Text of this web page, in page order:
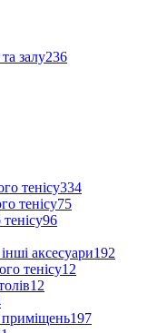
залу236
тенісу334
тенісу75
96
аксесуари192
тенісу12
12
приміщень197